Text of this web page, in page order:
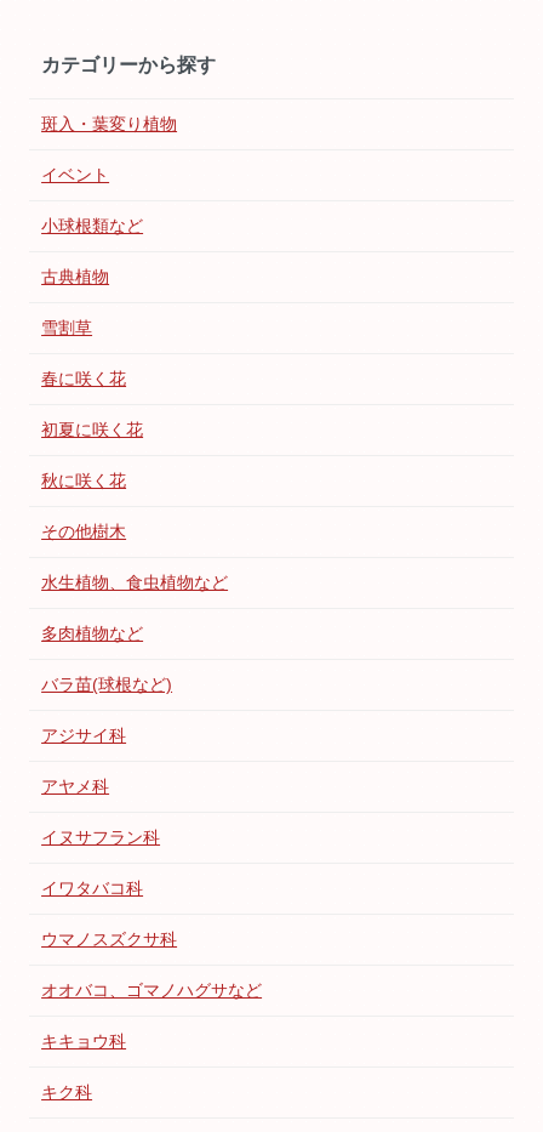
カテゴリーから探す
斑入・葉変り植物
イベント
小球根類など
古典植物
雪割草
春に咲く花
初夏に咲く花
秋に咲く花
その他樹木
水生植物、食虫植物など
多肉植物など
バラ苗(球根など)
アジサイ科
アヤメ科
イヌサフラン科
イワタバコ科
ウマノスズクサ科
オオバコ、ゴマノハグサなど
キキョウ科
キク科